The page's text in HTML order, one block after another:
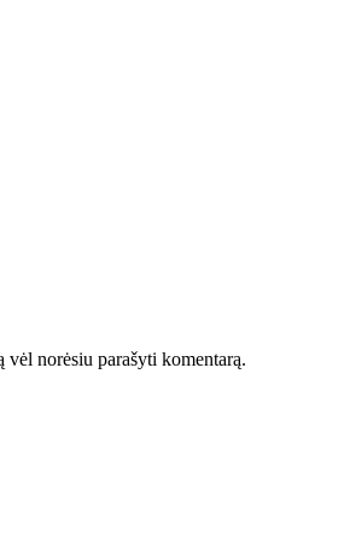
norėsiu parašyti komentarą.